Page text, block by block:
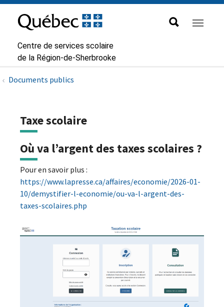
Aller à la navigation principale
Aller au contenu principal
Passer au pied de page
au
contenu
Centre de services scolaire
de la Région-de-Sherbrooke
Documents publics
Taxe scolaire
Où va l’argent des taxes scolaires ?
Pour en savoir plus :
https://www.lapresse.ca/affaires/economie/2026-01-
10/demystifier-l-economie/ou-va-l-argent-des-
taxes-scolaires.php